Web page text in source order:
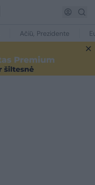
Ačiū, Prezidente